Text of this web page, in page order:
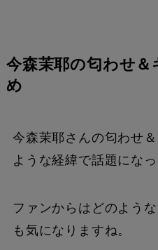
今森茉耶の匂わせ＆
め
今森茉耶さんの匂わせ
ような経緯で話題にな
ファンからはどのよう
も気になりますね。